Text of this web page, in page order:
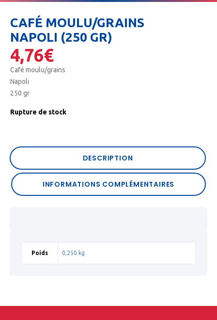
CAFÉ MOULU/GRAINS
NAPOLI (250 GR)
4,76€
Café moulu/grains
Napoli
250 gr
Rupture de stock
DESCRIPTION
INFORMATIONS COMPLÉMENTAIRES
Poids 0,250 kg